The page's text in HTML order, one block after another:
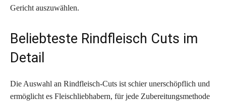
Gericht auszuwählen.
Beliebteste Rindfleisch Cuts im
Detail
Die Auswahl an Rindfleisch-Cuts ist schier unerschöpflich und
ermöglicht es Fleischliebhabern, für jede Zubereitungsmethode